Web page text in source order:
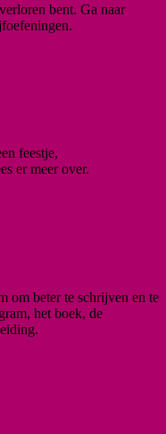
bent. Ga naar
feestje,
er meer over.
om beter te schrijven en te
het boek, de